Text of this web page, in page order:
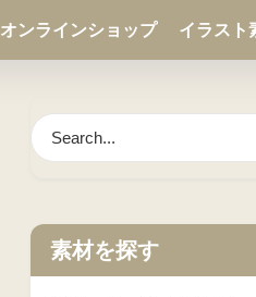
オンラインショップ イラスト
素材を探す